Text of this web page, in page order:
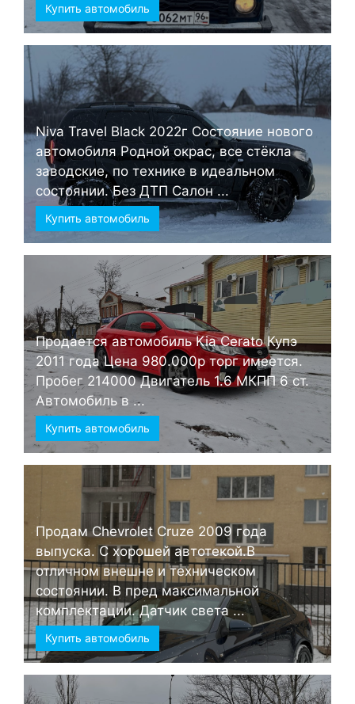
Купить автомобиль
Niva Travel Black 2022г Состояние нового
автомобиля Родной окрас, все стёкла
заводские, по технике в идеальном
состоянии. Без ДТП Салон ...
Купить автомобиль
Продается автомобиль Kia Cerato Купэ
2011 года Цена 980.000р торг имеется.
Пробег 214000 Двигатель 1.6 МКПП 6 ст.
Автомобиль в ...
Купить автомобиль
Продам Chevrolet Cruze 2009 года
выпуска. С хорошей автотекой.В
отличном внешне и техническом
состоянии. В пред максимальной
комплектации. Датчик света ...
Купить автомобиль